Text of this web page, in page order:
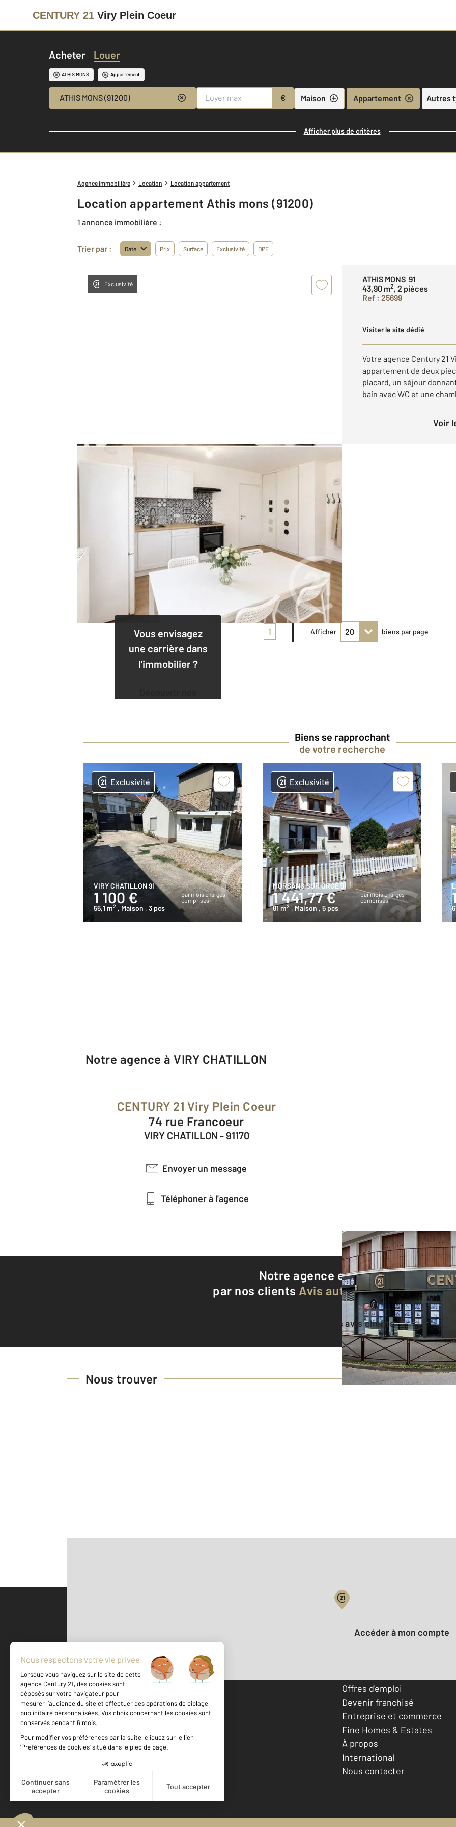
CENTURY 21 Viry Plein Coeur
Acheter Louer
ATHIS MONS Appartement
ATHIS MONS (91200) € Maison Appartement Autres
Afficher plus de critères
Agence immobilière Location Location appartement
Location appartement Athis mons (91200)
1 annonce immobilière :
Trier par : Date Prix Surface Exclusivité DPE
Exclusivité
ATHIS MONS 91
43,90 m2, 2 pièces
Ref : 25699
Visiter le site dédié
Votre agence Century 21
appartement de deux
placard, un séjour
bain avec WC et une
Voir
Vous envisagez
une carrière dans
l'immobilier ?
1 Afficher biens par page
Biens se rapprochant
de votre recherche
Exclusivité
VIRY CHATILLON 91
1 100 €
par mois charges
comprises
55,1 m2 , Maison , 3 pcs
Exclusivité
MORSANG SUR ORGE 91
1 441,77 €
par mois charges
comprises
81 m2 , Maison , 5 pcs
Notre agence à VIRY CHATILLON
CENTURY 21 Viry Plein Coeur
74 rue Francoeur
VIRY CHATILLON - 91170
Envoyer un message
Téléphoner à l'agence
Notre agence est notée9,1/10
par nos clients Avis authentifiés par
Voir tous les avis clients
Nous trouver
500 m ©Mappy
Votre compte :
Accéder à mon compte
Votre agence est notée
Achat
Location
Offres d'emploi
Devenir franchisé
Entreprise et commerce
Fine Homes & Estates
À propos
International
Nous contacter